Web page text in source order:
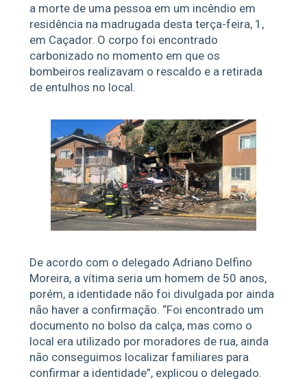
a morte de uma pessoa em um incêndio em
residência na madrugada desta terça-feira, 1,
em Caçador. O corpo foi encontrado
carbonizado no momento em que os
bombeiros realizavam o rescaldo e a retirada
de entulhos no local.
De acordo com o delegado Adriano Delfino
Moreira, a vítima seria um homem de 50 anos,
porém, a identidade não foi divulgada por ainda
não haver a confirmação. “Foi encontrado um
documento no bolso da calça, mas como o
local era utilizado por moradores de rua, ainda
não conseguimos localizar familiares para
confirmar a identidade”, explicou o delegado.